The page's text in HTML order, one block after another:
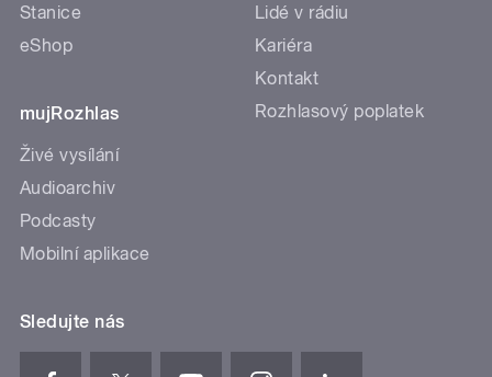
Stanice
eShop
mujRozhlas
Živé vysílání
Audioarchiv
Podcasty
Mobilní aplikace
Lidé v rádiu
Kariéra
Kontakt
Rozhlasový poplatek
Sledujte nás